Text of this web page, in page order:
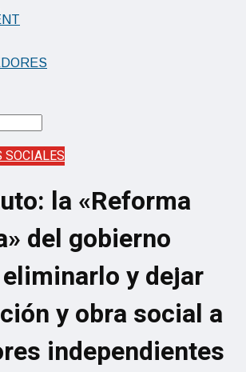
SOCIALES
la «Reforma
del gobierno
y dejar
y obra social a
independientes